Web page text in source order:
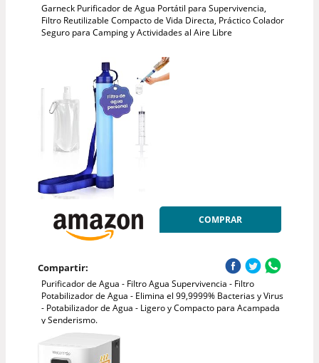
Garneck Purificador de Agua Portátil para Supervivencia,
Filtro Reutilizable Compacto de Vida Directa, Práctico Colador
Seguro para Camping y Actividades al Aire Libre
COMPRAR
Compartir:
Purificador de Agua - Filtro Agua Supervivencia - Filtro
Potabilizador de Agua - Elimina el 99,9999% Bacterias y Virus
- Potabilizador de Agua - Ligero y Compacto para Acampada
y Senderismo.